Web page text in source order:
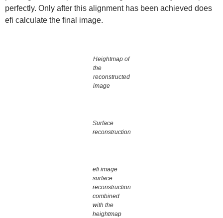
perfectly. Only after this alignment has been achieved does
efi calculate the final image.
Heightmap of
the
reconstructed
image
Surface
reconstruction
efi image
surface
reconstruction
combined
with the
heightmap